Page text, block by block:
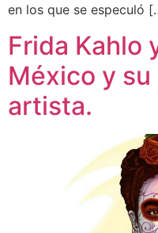
en los que se especuló
Frida Kahlo
México y su
artista.